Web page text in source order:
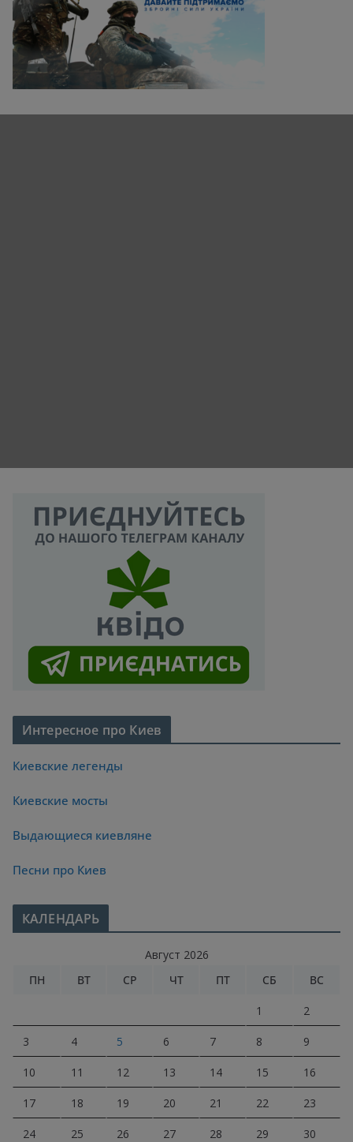
Интересное про Киев
Киевские легенды
Киевские мосты
Выдающиеся киевляне
Песни про Киев
КАЛЕНДАРЬ
Август 2026
ПН
ВТ СР ЧТ ПТ СБ ВС
1 2
3 4 5 6 7 8 9
10 11 12 13 14 15 16
17 18 19 20 21 22 23
24 25 26 27 28 29 30